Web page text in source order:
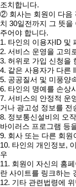
조치합니다.
② 회사는 회원이 다음
치 30일전까지 그 뜻
주어야 합니다.
1. 타인의 이용자ID 및
2. 서비스 운영을 고의
3. 허위로 가입 신청을
4. 같은 사용자가 다른
5. 공공질서 및 미풍양
6. 타인의 명예를 손상
7. 서비스의 안정적 운
거나 광고성 정보를 전
8. 정보통신설비의 오
바이러스 프로그램 등
9. 회사 또는 다른 회
10. 타인의 개인정보,
우
11. 회원이 자신의 홈
란 사이트를 링크하는
12. 기타 관련법령에